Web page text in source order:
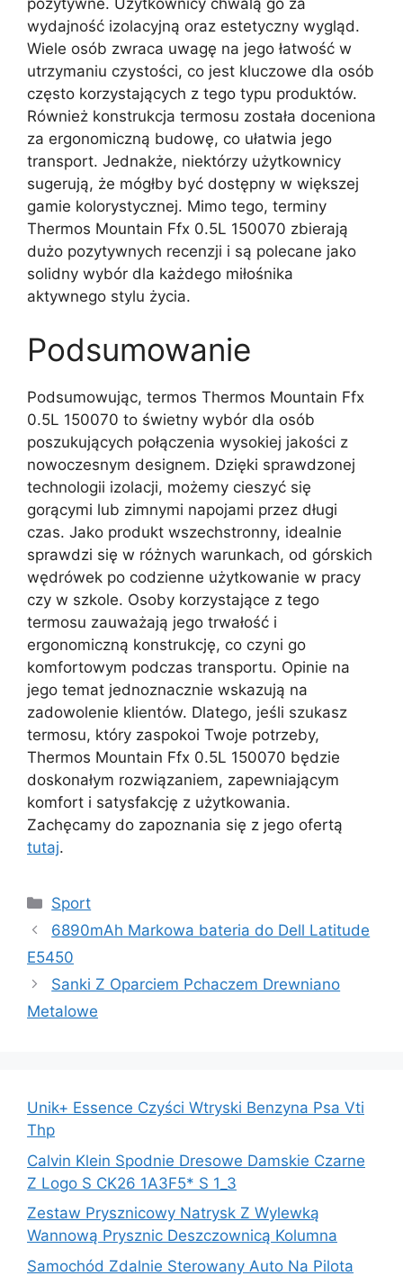
wydajność izolacyjną oraz estetyczny wygląd.
Wiele osób zwraca uwagę na jego łatwość w
utrzymaniu czystości, co jest kluczowe dla osób
często korzystających z tego typu produktów.
Również konstrukcja termosu została doceniona
za ergonomiczną budowę, co ułatwia jego
transport. Jednakże, niektórzy użytkownicy
sugerują, że mógłby być dostępny w większej
gamie kolorystycznej. Mimo tego, terminy
Thermos Mountain Ffx 0.5L 150070 zbierają
dużo pozytywnych recenzji i są polecane jako
solidny wybór dla każdego miłośnika
aktywnego stylu życia.
Podsumowanie
Podsumowując, termos Thermos Mountain Ffx
0.5L 150070 to świetny wybór dla osób
poszukujących połączenia wysokiej jakości z
nowoczesnym designem. Dzięki sprawdzonej
technologii izolacji, możemy cieszyć się
gorącymi lub zimnymi napojami przez długi
czas. Jako produkt wszechstronny, idealnie
sprawdzi się w różnych warunkach, od górskich
wędrówek po codzienne użytkowanie w pracy
czy w szkole. Osoby korzystające z tego
termosu zauważają jego trwałość i
ergonomiczną konstrukcję, co czyni go
komfortowym podczas transportu. Opinie na
jego temat jednoznacznie wskazują na
zadowolenie klientów. Dlatego, jeśli szukasz
termosu, który zaspokoi Twoje potrzeby,
Thermos Mountain Ffx 0.5L 150070 będzie
doskonałym rozwiązaniem, zapewniającym
komfort i satysfakcję z użytkowania.
Zachęcamy do zapoznania się z jego ofertą
tutaj.
Kategorie
Sport
6890mAh Markowa bateria do Dell Latitude
E5450
Sanki Z Oparciem Pchaczem Drewniano
Metalowe
Unik+ Essence Czyści Wtryski Benzyna Psa Vti
Thp
Calvin Klein Spodnie Dresowe Damskie Czarne
Z Logo S CK26 1A3F5* S 1_3
Zestaw Prysznicowy Natrysk Z Wylewką
Wannową Prysznic Deszczownicą Kolumna
Samochód Zdalnie Sterowany Auto Na Pilota